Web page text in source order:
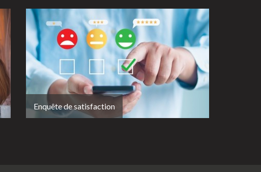
Enquête de satisfaction